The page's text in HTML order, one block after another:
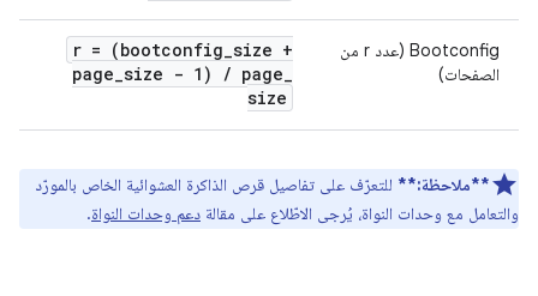
Bootconfig (عدد r من
الصفحات)
r = (bootconfig_size +
page_size - 1) / page_
size
**ملاحظة:** للتعرّف على تفاصيل قرص الذاكرة العشوائية الخاص بالمورّد
والتعامل مع وحدات النواة، يُرجى الاطّلاع على مقالة دعم وحدات النواة.